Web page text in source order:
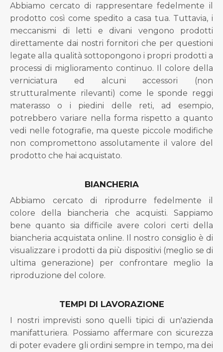
Abbiamo cercato di rappresentare fedelmente il
prodotto così come spedito a casa tua. Tuttavia, i
meccanismi di letti e divani vengono prodotti
direttamente dai nostri fornitori che per questioni
legate alla qualità sottopongono i propri prodotti a
processi di miglioramento continuo. Il colore della
verniciatura ed alcuni accessori (non
strutturalmente rilevanti) come le sponde reggi
materasso o i piedini delle reti, ad esempio,
potrebbero variare nella forma rispetto a quanto
vedi nelle fotografie, ma queste piccole modifiche
non compromettono assolutamente il valore del
prodotto che hai acquistato.
BIANCHERIA
Abbiamo cercato di riprodurre fedelmente il
colore della biancheria che acquisti. Sappiamo
bene quanto sia difficile avere colori certi della
biancheria acquistata online. Il nostro consiglio è di
visualizzare i prodotti da più dispositivi (meglio se di
ultima generazione) per confrontare meglio la
riproduzione del colore.
TEMPI DI LAVORAZIONE
I nostri imprevisti sono quelli tipici di un'azienda
manifatturiera. Possiamo affermare con sicurezza
di poter evadere gli ordini sempre in tempo, ma dei